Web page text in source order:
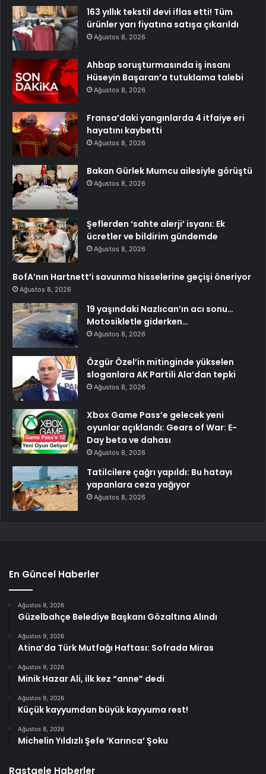
163 yıllık tekstil devi iflas etti! Tüm
ürünler yarı fiyatına satışa çıkarıldı
Ağustos 8, 2026
Ahbap soruşturmasında iş insanı
Hüseyin Başaran’a tutuklama talebi
Ağustos 8, 2026
Fransa’daki yangınlarda 4 itfaiye eri
hayatını kaybetti
Ağustos 8, 2026
Bakan Gürlek Mumcu ailesiyle görüştü
Ağustos 8, 2026
Şeflerden ‘sahte alerji’ isyanı: Ek
ücretler ve bildirim gündemde
Ağustos 8, 2026
BofA’nın Hartnett’i savunma hisselerine geçişi öneriyor
Ağustos 8, 2026
19 yaşındaki Nazlıcan’ın acı sonu…
Motosikletle giderken…
Ağustos 8, 2026
Özgür Özel’in mitinginde yükselen
sloganlara AK Partili Ala’dan tepki
Ağustos 8, 2026
Xbox Game Pass’e gelecek yeni
oyunlar açıklandı: Gears of War: E-
Day beta ve dahası
Ağustos 8, 2026
Tatilcilere çağrı yapıldı: Bu hatayı
yapanlara ceza yağıyor
Ağustos 8, 2026
En Güncel Haberler
Ağustos 9, 2026
Güzelbahçe Belediye Başkanı Gözaltına Alındı
Ağustos 9, 2026
Atina’da Türk Mutfağı Haftası: Sofrada Miras
Ağustos 9, 2026
Minik Hazar Ali, ilk kez “anne” dedi
Ağustos 9, 2026
Küçük kayyumdan büyük kayyuma rest!
Ağustos 8, 2026
Michelin Yıldızlı Şefe ‘Karınca’ Şoku
Rastgele Haberler